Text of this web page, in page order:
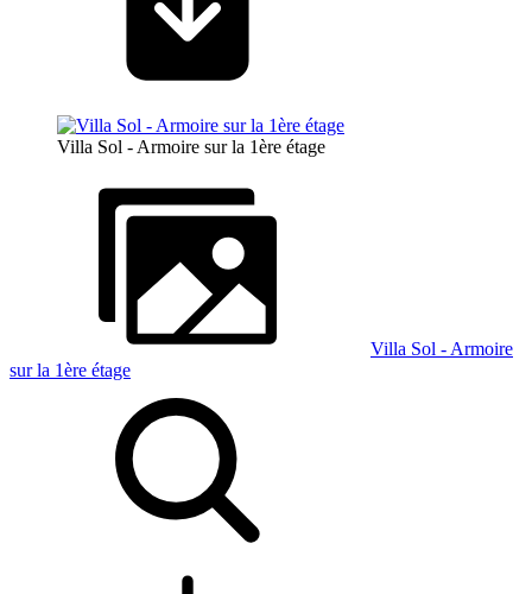
Villa Sol - Armoire sur la 1ère étage
Villa Sol - Armoire
sur la 1ère étage